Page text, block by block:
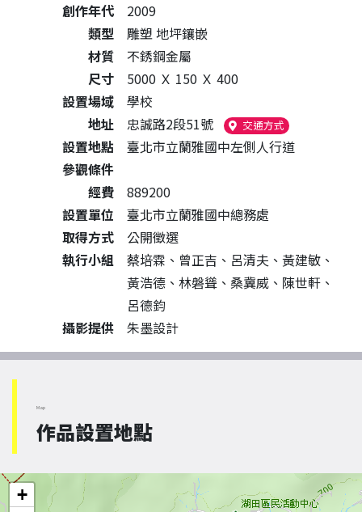
創作年代
2009
類型
雕塑 地坪鑲嵌
材質
不銹鋼金屬
尺寸
5000 Ｘ 150 Ｘ 400
設置場域
學校
地址
忠誠路2段51號 交通方式（另開新視窗）
設置地點
臺北市立蘭雅國中左側人行道
參觀條件
經費
889200
設置單位
臺北市立蘭雅國中總務處
取得方式
公開徵選
執行小組
蔡培霖、曾正吉、呂清夫、黃建敏、
黃浩德、林磐聳、桑冀威、陳世軒、
呂德鈞
攝影提供
朱墨設計
Map
作品設置地點
+